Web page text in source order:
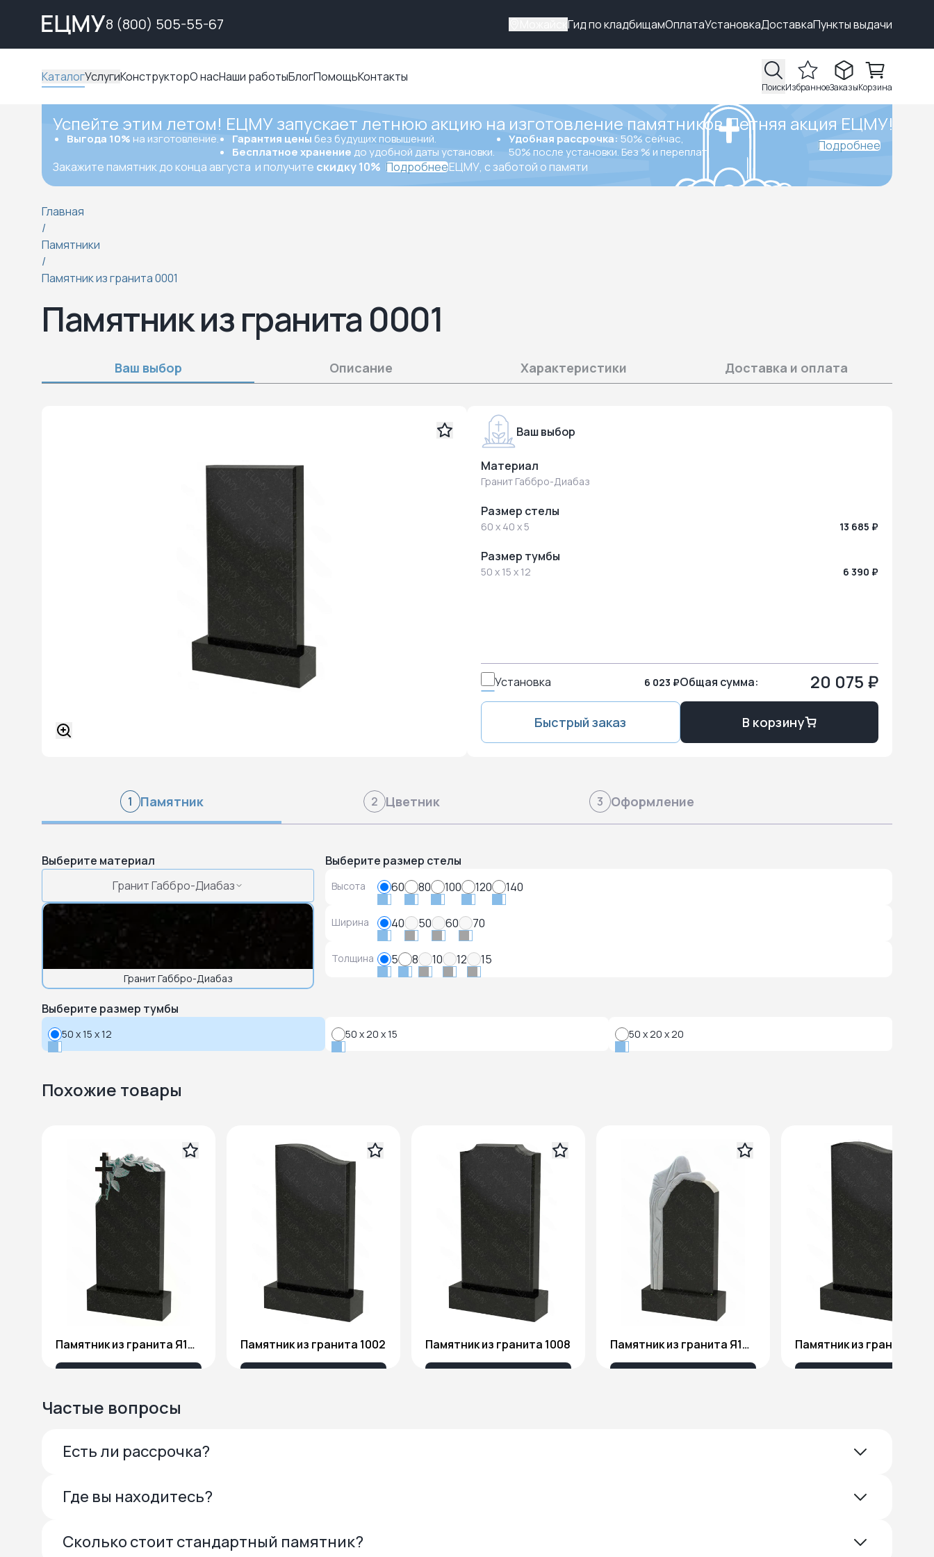
8 (800) 505-55-67 Гид по кладбищамОплатаУстановкаДоставкаПункты выдачи
КаталогУслугиКонструкторО насНаши работыБлогПомощьКонтакты
ПоискИзбранноеЗаказыКорзина
Успейте этим летом! ЕЦМУ запускает летнюю акцию на изготовление памятников.Летняя акция ЕЦМУ!
Выгода 10% на изготовление. Гарантия цены без будущих повышений.
Бесплатное хранение до удобной даты установки.
Удобная рассрочка: 50% сейчас,
50% после установки. Без % и переплат.
Закажите памятник до конца августа и получите скидку 10% ПодробнееЕЦМУ, с заботой о памяти
Подробнее
Главная
/
Памятники
/
Памятник из гранита 0001
Памятник из гранита 0001
Ваш выбор Описание Характеристики Доставка и оплата
Ваш выбор
Материал
Гранит Габбро-Диабаз
Размер стелы
60 x 40 x 5 13 685 ₽
Размер тумбы
50 x 15 x 12 6 390 ₽
Установка 6 023 ₽Общая сумма: 20 075 ₽
Быстрый заказ В корзину
1 Памятник 2 Цветник 3 Оформление
Выберите материал
Гранит Габбро-Диабаз
Гранит Габбро-Диабаз
Выберите размер стелы
Высота 60 80 100 120 140
Ширина 40 50 60 70
Толщина 5 8 10 12 15
Выберите размер тумбы
50 x 15 x 12 50 x 20 x 15 50 x 20 x 20
Похожие товары
Памятник из гранита Я1806 Памятник из гранита 1002 Памятник из гранита 1008 Памятник из гранита Я1801 Памятник из гранита
Частые вопросы
Есть ли рассрочка?
Где вы находитесь?
Сколько стоит стандартный памятник?